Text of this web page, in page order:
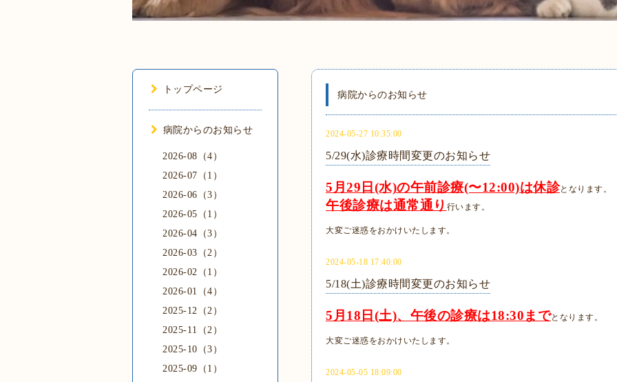
病院からのお知らせ
2024-05-27 10:35:00
5/29(水)診療時間変更のお知らせ
5月29日(水)の午前診療(〜12:00)は休診となります。
午後診療は通常通り 行います。
大変ご迷惑をおかけいたします。
2024-05-18 17:40:00
5/18(土)診療時間変更のお知らせ
5月18日(土)、午後の診療は18:30までとなります。
大変ご迷惑をおかけいたします。
2024-05-05 18:09:00
トップページ
病院からのお知らせ
2026-08（4）
2026-07（1）
2026-06（3）
2026-05（1）
2026-04（3）
2026-03（2）
2026-02（1）
2026-01（4）
2025-12（2）
2025-11（2）
2025-10（3）
2025-09（1）